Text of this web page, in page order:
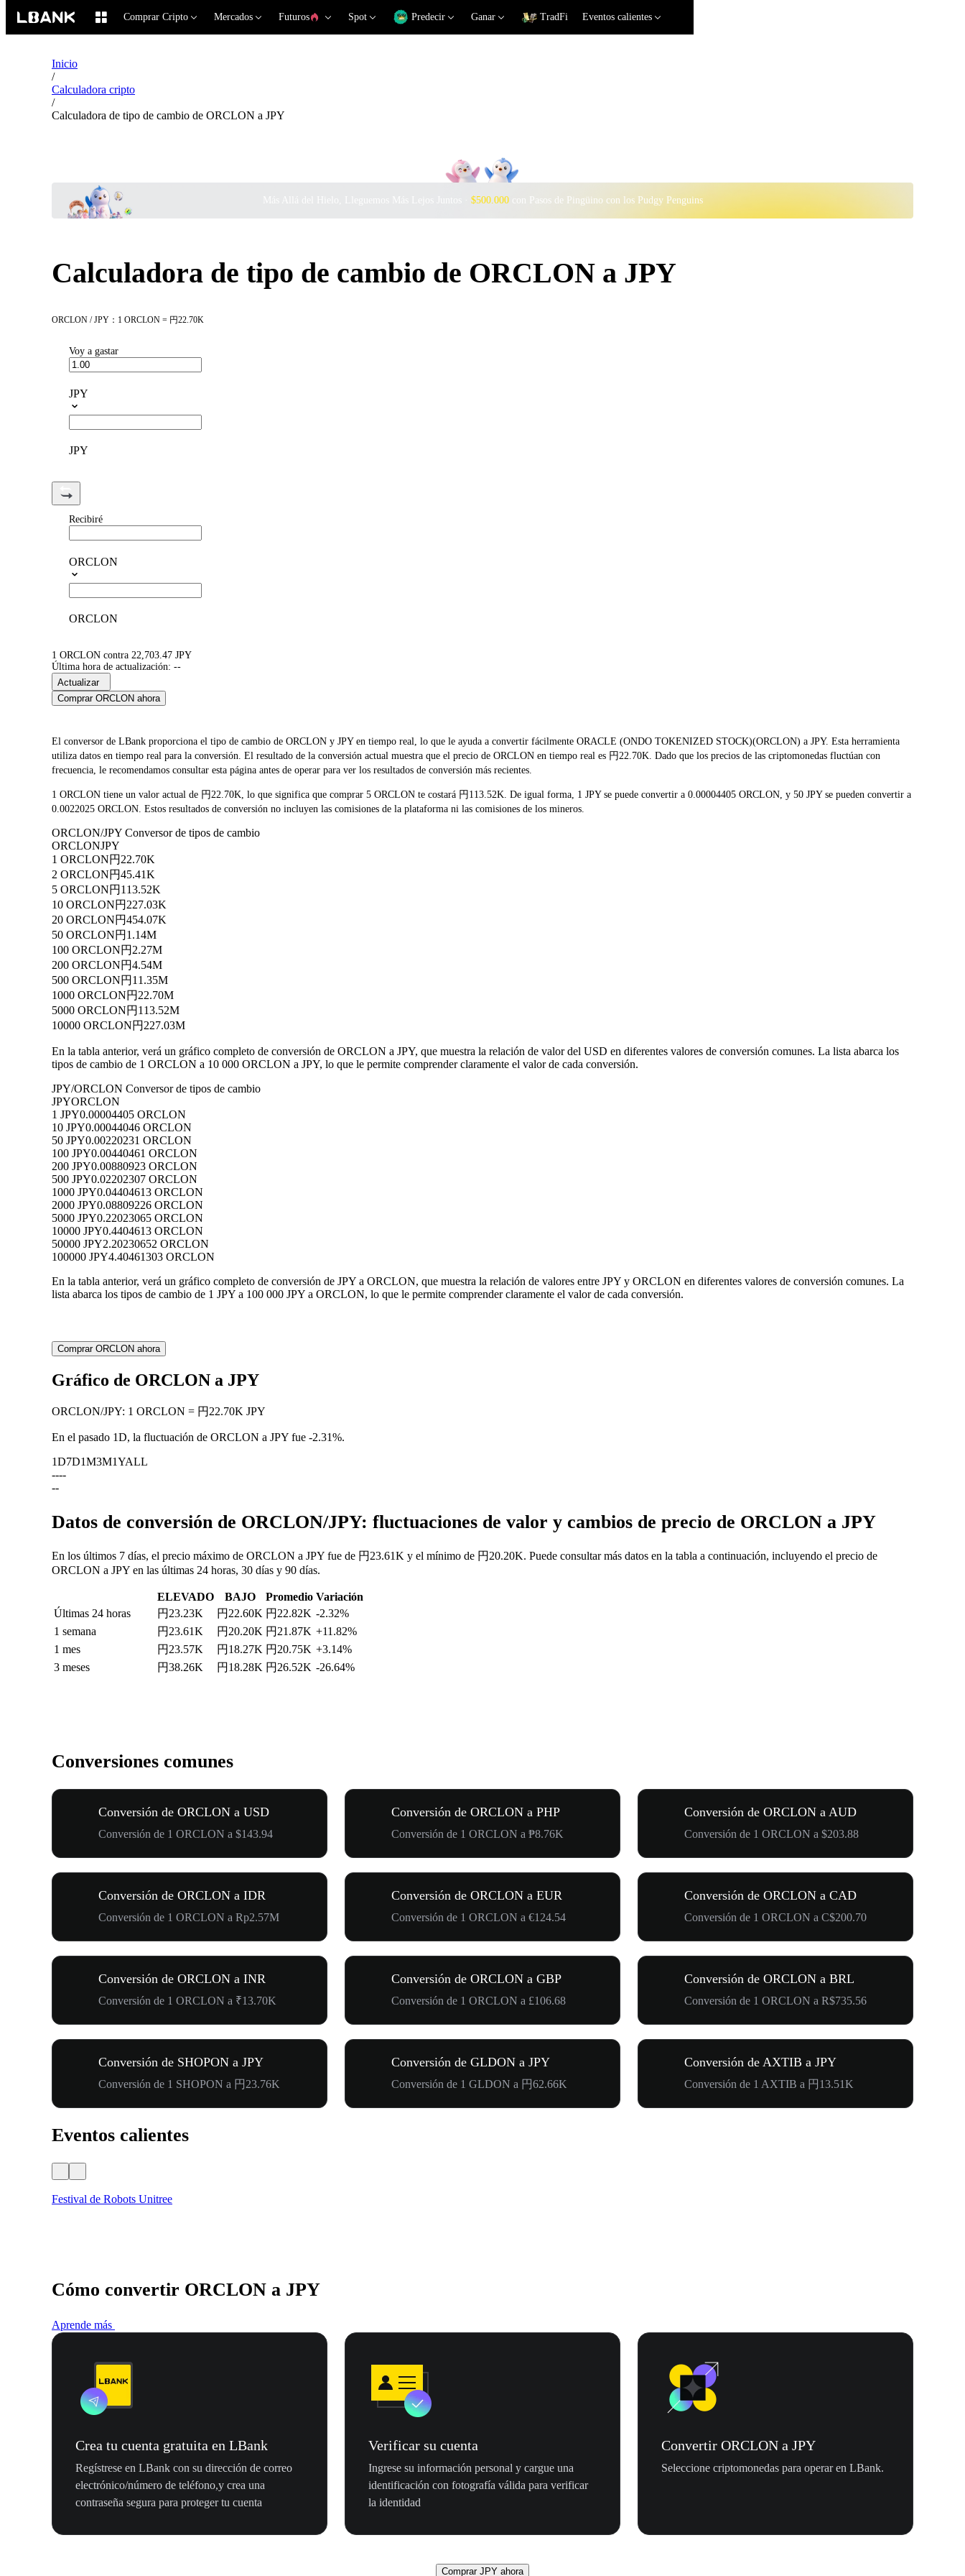
Comprar Cripto Mercados Futuros Spot Predecir Ganar TradFi Eventos calientes
Inicio
/
Calculadora cripto
/
Calculadora de tipo de cambio de ORCLON a JPY
Más Allá del Hielo, Lleguemos Más Lejos Juntos · $500.000con Pasos de Pingüino con los Pudgy Penguins
Calculadora de tipo de cambio de ORCLON a JPY
ORCLON / JPY：1 ORCLON = 円22.70K
Voy a gastar
JPY
JPY
Recibiré
ORCLON
ORCLON
1 ORCLON contra 22,703.47 JPY
Última hora de actualización: --
Actualizar
Comprar ORCLON ahora
El conversor de LBank proporciona el tipo de cambio de ORCLON y JPY en tiempo real, lo que le ayuda a convertir fácilmente ORACLE (ONDO TOKENIZED STOCK)(ORCLON) a JPY. Esta herramienta
utiliza datos en tiempo real para la conversión. El resultado de la conversión actual muestra que el precio de ORCLON en tiempo real es 円22.70K. Dado que los precios de las criptomonedas fluctúan con
frecuencia, le recomendamos consultar esta página antes de operar para ver los resultados de conversión más recientes.
1 ORCLON tiene un valor actual de 円22.70K, lo que significa que comprar 5 ORCLON te costará 円113.52K. De igual forma, 1 JPY se puede convertir a 0.00004405 ORCLON, y 50 JPY se pueden convertir a
0.0022025 ORCLON. Estos resultados de conversión no incluyen las comisiones de la plataforma ni las comisiones de los mineros.
ORCLON/JPY Conversor de tipos de cambio
ORCLONJPY
1 ORCLON円22.70K
2 ORCLON円45.41K
5 ORCLON円113.52K
10 ORCLON円227.03K
20 ORCLON円454.07K
50 ORCLON円1.14M
100 ORCLON円2.27M
200 ORCLON円4.54M
500 ORCLON円11.35M
1000 ORCLON円22.70M
5000 ORCLON円113.52M
10000 ORCLON円227.03M
En la tabla anterior, verá un gráfico completo de conversión de ORCLON a JPY, que muestra la relación de valor del USD en diferentes valores de conversión comunes. La lista abarca los
tipos de cambio de 1 ORCLON a 10 000 ORCLON a JPY, lo que le permite comprender claramente el valor de cada conversión.
JPY/ORCLON Conversor de tipos de cambio
JPYORCLON
1 JPY0.00004405 ORCLON
10 JPY0.00044046 ORCLON
50 JPY0.00220231 ORCLON
100 JPY0.00440461 ORCLON
200 JPY0.00880923 ORCLON
500 JPY0.02202307 ORCLON
1000 JPY0.04404613 ORCLON
2000 JPY0.08809226 ORCLON
5000 JPY0.22023065 ORCLON
10000 JPY0.4404613 ORCLON
50000 JPY2.20230652 ORCLON
100000 JPY4.40461303 ORCLON
En la tabla anterior, verá un gráfico completo de conversión de JPY a ORCLON, que muestra la relación de valores entre JPY y ORCLON en diferentes valores de conversión comunes. La
lista abarca los tipos de cambio de 1 JPY a 100 000 JPY a ORCLON, lo que le permite comprender claramente el valor de cada conversión.
Comprar ORCLON ahora
Gráfico de ORCLON a JPY
ORCLON/JPY: 1 ORCLON = 円22.70K JPY
En el pasado 1D, la fluctuación de ORCLON a JPY fue -2.31%.
1D7D1M3M1YALL
----
--
Datos de conversión de ORCLON/JPY: fluctuaciones de valor y cambios de precio de ORCLON a JPY
En los últimos 7 días, el precio máximo de ORCLON a JPY fue de 円23.61K y el mínimo de 円20.20K. Puede consultar más datos en la tabla a continuación, incluyendo el precio de
ORCLON a JPY en las últimas 24 horas, 30 días y 90 días.
ELEVADO BAJO Promedio Variación
Últimas 24 horas
円23.23K 円22.60K 円22.82K -2.32%
1 semana
円23.61K 円20.20K 円21.87K +11.82%
1 mes
円23.57K 円18.27K 円20.75K +3.14%
3 meses
円38.26K 円18.28K 円26.52K -26.64%
Conversiones comunes
Conversión de ORCLON a USD
Conversión de 1 ORCLON a $143.94
Conversión de ORCLON a PHP
Conversión de 1 ORCLON a ₱8.76K
Conversión de ORCLON a AUD
Conversión de 1 ORCLON a $203.88
Conversión de ORCLON a IDR
Conversión de 1 ORCLON a Rp2.57M
Conversión de ORCLON a EUR
Conversión de 1 ORCLON a €124.54
Conversión de ORCLON a CAD
Conversión de 1 ORCLON a C$200.70
Conversión de ORCLON a INR
Conversión de 1 ORCLON a ₹13.70K
Conversión de ORCLON a GBP
Conversión de 1 ORCLON a £106.68
Conversión de ORCLON a BRL
Conversión de 1 ORCLON a R$735.56
Conversión de SHOPON a JPY
Conversión de 1 SHOPON a 円23.76K
Conversión de GLDON a JPY
Conversión de 1 GLDON a 円62.66K
Conversión de AXTIB a JPY
Conversión de 1 AXTIB a 円13.51K
Eventos calientes
Festival de Robots Unitree
Cómo convertir ORCLON a JPY
Aprende más
Crea tu cuenta gratuita en LBank
Regístrese en LBank con su dirección de correo
electrónico/número de teléfono,y crea una
contraseña segura para proteger tu cuenta
Verificar su cuenta
Ingrese su información personal y cargue una
identificación con fotografía válida para verificar
la identidad
Convertir ORCLON a JPY
Seleccione criptomonedas para operar en LBank.
Comprar JPY ahora